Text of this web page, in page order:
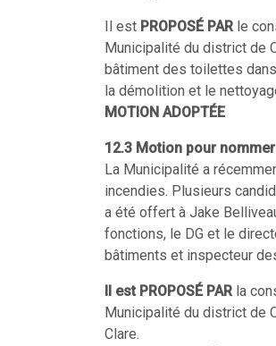
Il est PROPOSÉ PAR le
Municipalité du district de
bâtiment des toilettes
la démolition et le
MOTION ADOPTÉE
12.3 Motion pour
La Municipalité a
incendies. Plusieurs
a été offert à Jake
fonctions, le DG et le
bâtiments et inspecteur
Il est PROPOSÉ PAR la
Municipalité du district de
Clare.